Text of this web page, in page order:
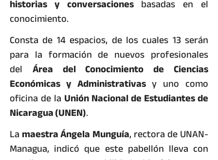
historias y conversacionesbasadas en el
conocimiento.
Consta de 14 espacios, de los cuales 13 serán
para la formación de nuevos profesionales
del Área del Conocimiento de Ciencias
Económicas y Administrativas y uno como
oficina de la Unión Nacional de Estudiantes de
Nicaragua (UNEN).
Lamaestra Ángela Munguía, rectora de UNAN-
Managua, indicó que este pabellón lleva con